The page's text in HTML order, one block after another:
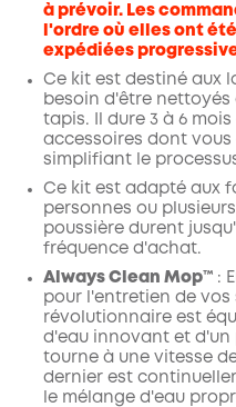
à prévoir. Les
l'ordre où elles ont
expédiées
Ce kit est destiné aux
besoin d'être nettoyés
tapis. Il dure 3 à 6
accessoires dont
simplifiant le
Ce kit est adapté aux
personnes ou
poussière durent
fréquence d'achat.
Always Clean Mop™️ :
pour l'entretien de vos
révolutionnaire est
d'eau innovant et d'un
tourne à une vitesse
dernier est
le mélange d'eau